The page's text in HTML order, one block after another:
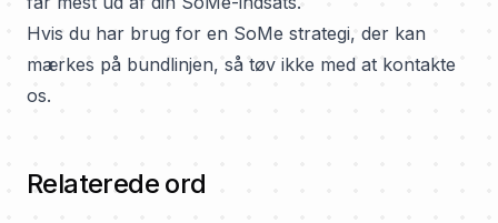
Hvis du har brug for en SoMe strategi, der kan
mærkes på bundlinjen, så tøv ikke med at kontakte
os.
Relaterede ord